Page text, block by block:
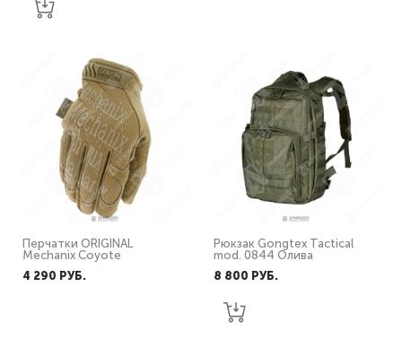
Перчатки ORIGINAL
Mechanix Coyote
4 290 PУБ.
Рюкзак Gongtex Tactical
mod. 0844 Олива
8 800 PУБ.